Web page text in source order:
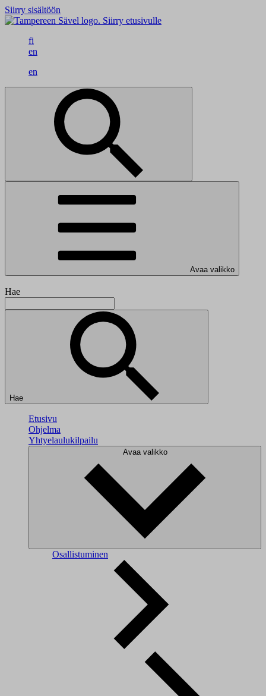
Siirry sisältöön
Siirry etusivulle
fi
en
en
Avaa valikko
Hae
Hae
Etusivu
Ohjelma
Yhtyelaulukilpailu
Avaa valikko
Osallistuminen